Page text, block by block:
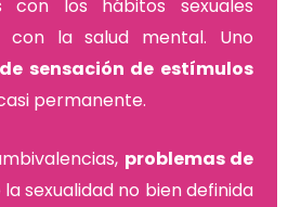
con los hábitos sexuales
con la salud mental. Uno
sensación de estímulos
permanente.
problemas de
la sexualidad no bien definida